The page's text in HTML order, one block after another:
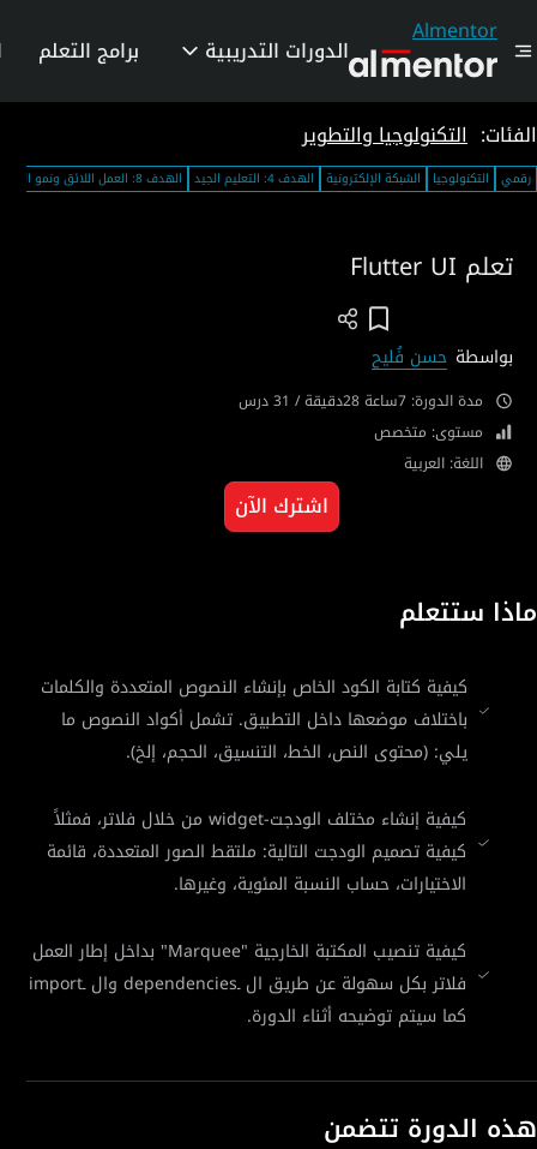
Almentor
الدورات التدريبية برامج التعلم
الفئات: التكنولوجيا والتطوير
رقمي التكنولوجيا الشبكة الإلكترونية الهدف 4: التعليم الجيد الهدف 8: العمل اللائق ونمو الاقتصاد
تعلم Flutter UI
بواسطة حسن فُليح
مدة الدورة: 7ساعة 28دقيقة / 31 درس
مستوى: متخصص
اللغة: العربية
اشترك الآن
ماذا ستتعلم
كيفية كتابة الكود الخاص بإنشاء النصوص المتعددة والكلمات
باختلاف موضعها داخل التطبيق. تشمل أكواد النصوص ما
يلي: (محتوى النص، الخط، التنسيق، الحجم، إلخ).
كيفية إنشاء مختلف الودجت-widget من خلال فلاتر، فمثلاً
كيفية تصميم الودجت التالية: ملتقط الصور المتعددة، قائمة
الاختيارات، حساب النسبة المئوية، وغيرها.
كيفية تنصيب المكتبة الخارجية "Marquee" بداخل إطار العمل
فلاتر بكل سهولة عن طريق ال ـdependencies وال ـimport
كما سيتم توضيحه أثناء الدورة.
هذه الدورة تتضمن